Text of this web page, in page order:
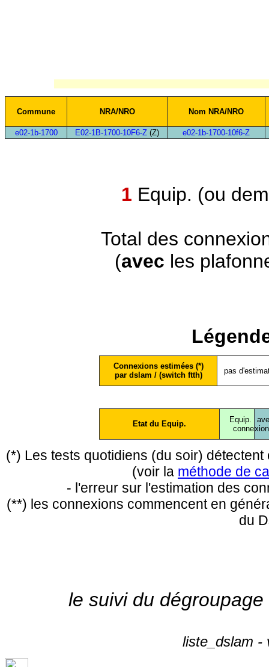
Commune NRA/NRO Nom NRA/NRO
e02-1b-1700 E02-1B-1700-10F6-Z (Z) e02-1b-1700-10f6-Z
1 Equip. (ou
Total des
(avec les
Connexions estimées (*)
par dslam / (switch ftth)
pas
Etat du Equip.
Equip.
conne
(*) Les tests quotidiens (du soir)
(voir la méthode de
- l'erreur sur l'estimation des
(**) les connexions commencent en
du
le suivi du
liste_dslam -